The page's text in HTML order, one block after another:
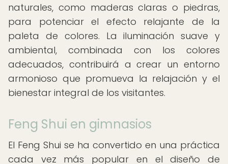
naturales, como maderas claras o piedras,
para potenciar el efecto relajante de la
paleta de colores. La iluminación suave y
ambiental, combinada con los colores
adecuados, contribuirá a crear un entorno
armonioso que promueva la relajación y el
bienestar integral de los visitantes.
Feng Shui en gimnasios
El Feng Shui se ha convertido en una práctica
cada vez más popular en el diseño de